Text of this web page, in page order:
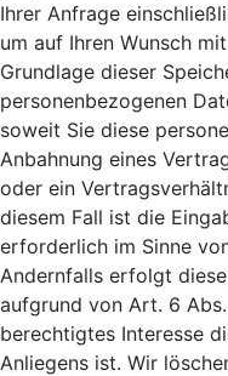
Ihrer Anfrage
um auf Ihren Wunsch
Grundlage dieser
personenbezogenen
soweit Sie diese
Anbahnung eines
oder ein
diesem Fall ist die
erforderlich im Sinne
Andernfalls erfolgt
aufgrund von Art. 6
berechtigtes Interesse
Anliegens ist. Wir